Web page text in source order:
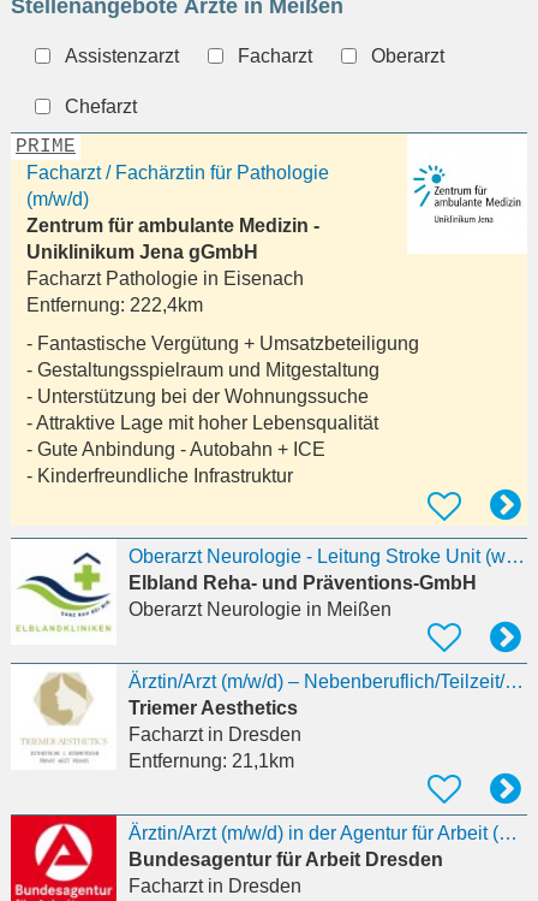
eingeben
Stellenangebote Ärzte in Meißen
Assistenzarzt Facharzt Oberarzt
Chefarzt
PRIME
Facharzt / Fachärztin für Pathologie
(m/w/d)
Zentrum für ambulante Medizin -
Uniklinikum Jena gGmbH
Facharzt Pathologie in Eisenach
Entfernung: 222,4km
- Fantastische Vergütung + Umsatzbeteiligung
- Gestaltungsspielraum und Mitgestaltung
- Unterstützung bei der Wohnungssuche
- Attraktive Lage mit hoher Lebensqualität
- Gute Anbindung - Autobahn + ICE
- Kinderfreundliche Infrastruktur
Oberarzt Neurologie - Leitung Stroke Unit (w/m/d)
Elbland Reha- und Präventions-GmbH
Oberarzt Neurologiein Meißen
Ärztin/Arzt (m/w/d) – Nebenberuflich/Teilzeit/Vollzeit – Ästhetische Medizin
Triemer Aesthetics
Facharztin Dresden
Entfernung: 21,1km
Ärztin/Arzt (m/w/d) in der Agentur für Arbeit (Arbeitsort Dresden oder Leipzig)
Bundesagentur für Arbeit Dresden
Facharztin Dresden